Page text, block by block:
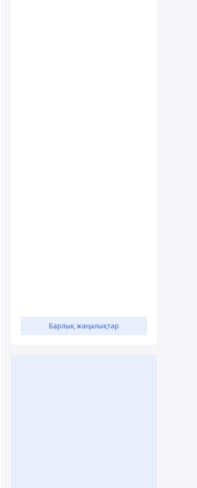
Барлық жаңалықтар